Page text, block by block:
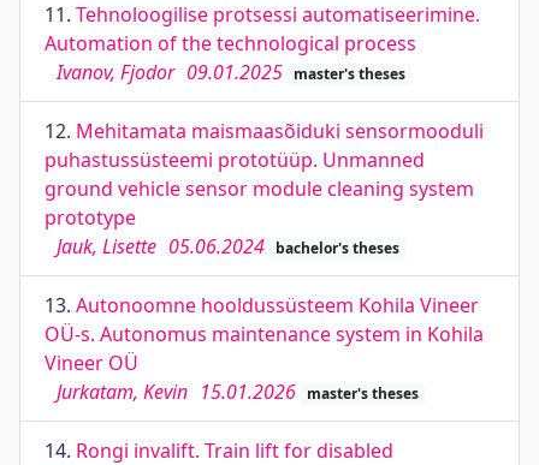
11. Tehnoloogilise protsessi automatiseerimine.
Automation of the technological process
Ivanov, Fjodor 09.01.2025 master's theses
12. Mehitamata maismaasõiduki sensormooduli
puhastussüsteemi prototüüp. Unmanned
ground vehicle sensor module cleaning system
prototype
Jauk, Lisette 05.06.2024 bachelor's theses
13. Autonoomne hooldussüsteem Kohila Vineer
OÜ-s. Autonomus maintenance system in Kohila
Vineer OÜ
Jurkatam, Kevin 15.01.2026 master's theses
14. Rongi invalift. Train lift for disabled